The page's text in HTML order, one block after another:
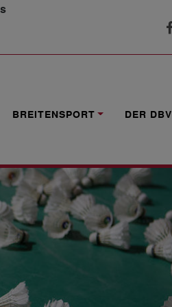
BREITENSPORT DER DBV